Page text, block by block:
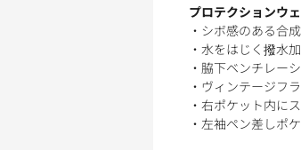
プロテクションウ
・シボ感のある合
・水をはじく撥水
・脇下ベンチレー
・ヴィンテージフ
・右ポケット内に
・左袖ペン差しポ